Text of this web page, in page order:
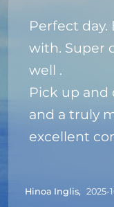
Perfect day.
with. Super
well .
Pick up
and a truly
excellent
Hinoa Inglis, 2025-